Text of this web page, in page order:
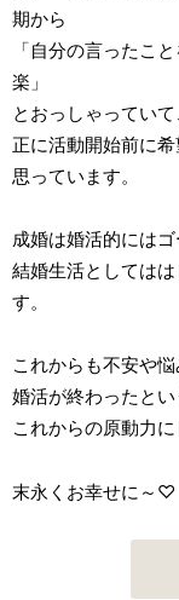
期から
「自分の言ったこ
楽」
とおっしゃっていて
正に活動開始前に
思っています。
成婚は婚活的にはゴ
結婚生活としては
す。
これからも不安や
婚活が終わったと
これからの原動力
末永くお幸せに～♡